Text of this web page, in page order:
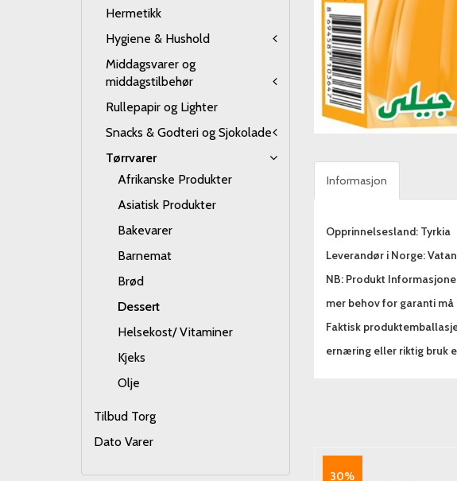
Hermetikk
Hygiene & Hushold
Middagsvarer og
middagstilbehør
Rullepapir og Lighter
Snacks & Godteri og Sjokolade
Tørrvarer
Afrikanske Produkter
Asiatisk Produkter
Bakevarer
Barnemat
Brød
Dessert
Helsekost/ Vitaminer
Kjeks
Olje
Tilbud Torg
Dato Varer
Informasjon
Opprinnelsesland: Tyrkia
Leverandør i Norge:
NB: Produkt
mer behov for garanti
Faktisk
ernæring eller riktig bruk
30%